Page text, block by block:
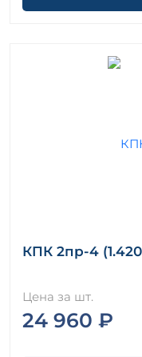
КПК 2пр-4
Цена за шт.
24 960 ₽